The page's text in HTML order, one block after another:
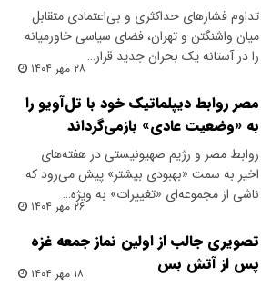
تداوم فشارهای حداکثری و بی‌اعتمادی متقابل
میان واشنگتن و تهران، فضای سیاسی خاورمیانه
را در آستانه یک بحران جدید قرار…
۲۸ مهر ۱۴۰۴
مصر روابط دیپلماتیک خود با تل‌آویو را
به «وضعیت عادی» بازمی‌گرداند
روابط مصر و رژیم صهیونیستی در هفته‌های
اخیر به سمت «بهبودی بیشتر» پیش می‌رود که
ناشی از مجموعه‌ای «تغییرات» به ویژه…
۲۶ مهر ۱۴۰۴
تصویری جالب از اولین نماز جمعه غزه
پس از آتش بس
۱۸ مهر ۱۴۰۴